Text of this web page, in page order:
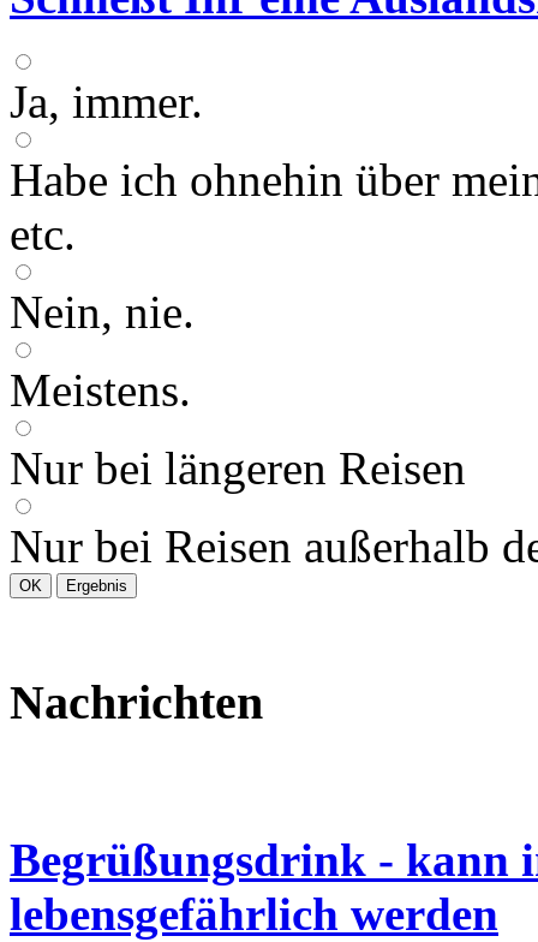
Ja, immer.
Habe ich ohnehin über
etc.
Nein, nie.
Meistens.
Nur bei längeren Reisen
Nur bei Reisen außerhalb
Nachrichten
Begrüßungsdrink - kann
lebensgefährlich werden